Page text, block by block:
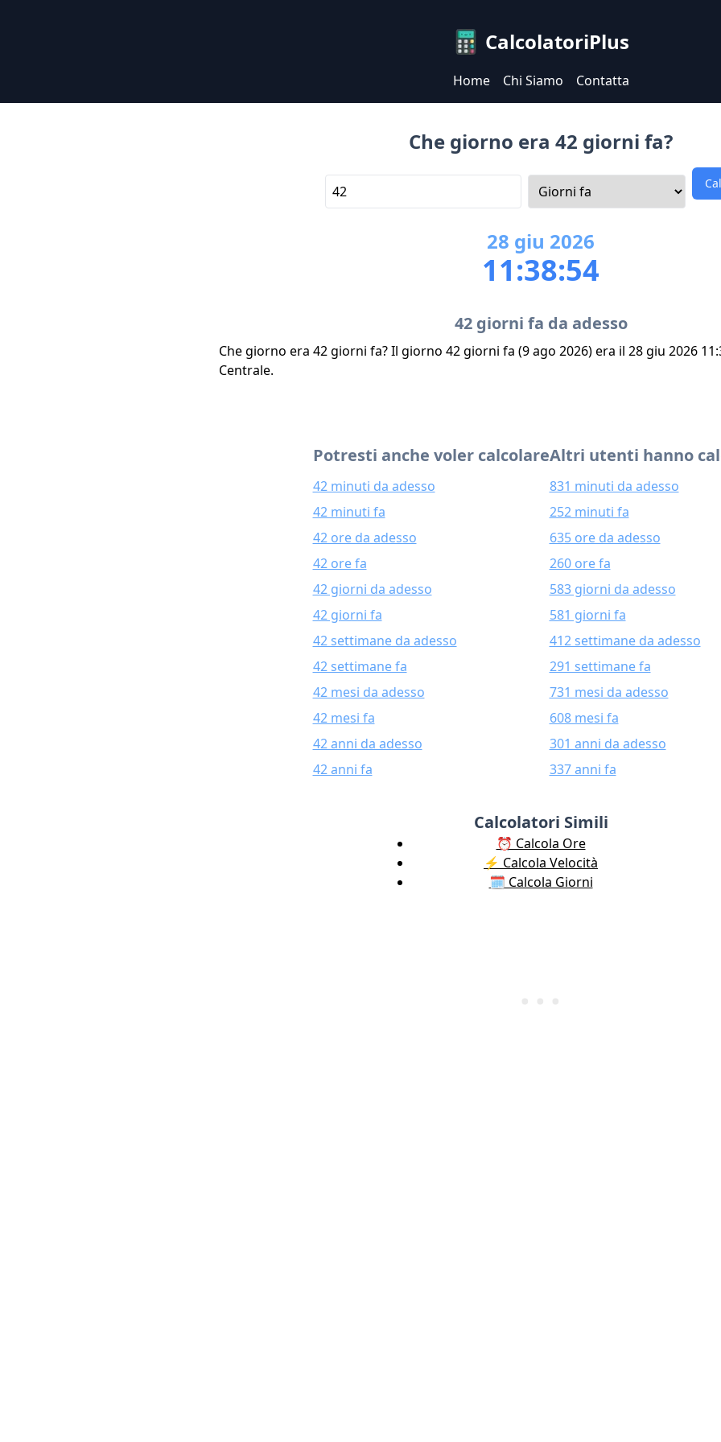
CalcolatoriPlus
Home Chi Siamo Contatta
Che giorno era 42 giorni fa?
28 giu 2026
11:38:54
42 giorni fa da adesso
Che giorno era 42 giorni fa? Il giorno 42 giorni fa (9 ago 2026) era il 28 giu 2026
Centrale.
Potresti anche voler calcolare
42 minuti da adesso
42 minuti fa
42 ore da adesso
42 ore fa
42 giorni da adesso
42 giorni fa
42 settimane da adesso
42 settimane fa
42 mesi da adesso
42 mesi fa
42 anni da adesso
42 anni fa
Altri utenti hanno
831 minuti da adesso
252 minuti fa
635 ore da adesso
260 ore fa
583 giorni da adesso
581 giorni fa
412 settimane da adesso
291 settimane fa
731 mesi da adesso
608 mesi fa
301 anni da adesso
337 anni fa
Calcolatori Simili
⏰ Calcola Ore
⚡️ Calcola Velocità
🗓️ Calcola Giorni